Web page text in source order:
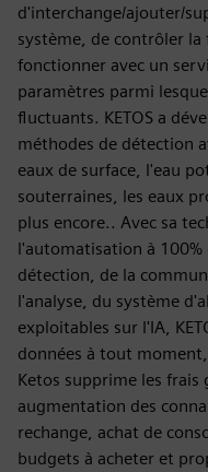
d'interchange/ajouter/
système, de contrôler la
fonctionner avec un
paramètres parmi
fluctuants. KETOS a
méthodes de détection
eaux de surface, l'eau
souterraines, les eaux
plus encore.. Avec sa
l'automatisation à
détection, de la
l'analyse, du système
exploitables sur l'IA,
données à tout
Ketos supprime les frais
augmentation des
rechange, achat de
budgets à acheter et